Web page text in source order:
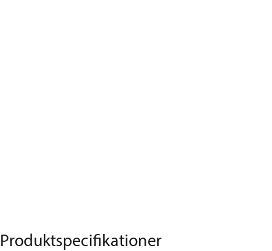
Produktspecifikationer